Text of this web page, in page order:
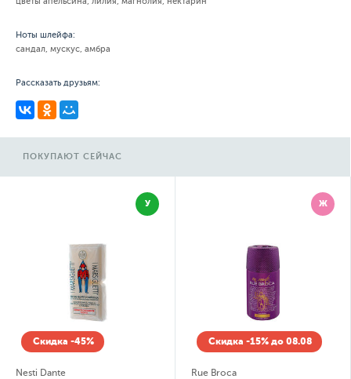
Ноты шлейфа:
сандал, мускус, амбра
Рассказать друзьям:
ПОКУПАЮТ СЕЙЧАС
У
Скидка -45%
Nesti Dante
Ж
Скидка -15% до 08.08
Rue Broca